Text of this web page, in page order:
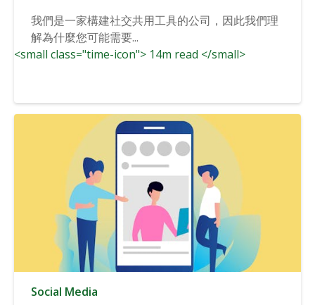
我們是一家構建社交共用工具的公司，因此我們理
解為什麼您可能需要...
<small class="time-icon"> 14m read </small>
Social Media